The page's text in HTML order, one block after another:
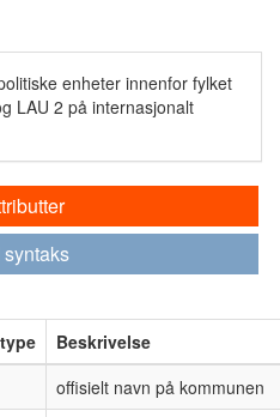
enheter innenfor fylket
LAU 2 på internasjonalt
syntaks
Beskrivelse
offisielt navn på kommunen